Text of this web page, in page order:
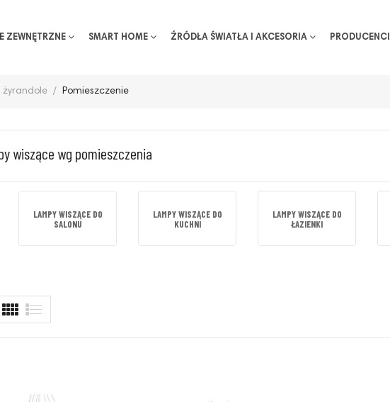
ZEWNĘTRZNE SMART HOME ŹRÓDŁA ŚWIATŁA I AKCESORIA PRODUCENCI
żyrandole Pomieszczenie
wiszące wg pomieszczenia
LAMPY WISZĄCE DO
SALONU
LAMPY WISZĄCE DO
KUCHNI
LAMPY WISZĄCE DO
ŁAZIENKI